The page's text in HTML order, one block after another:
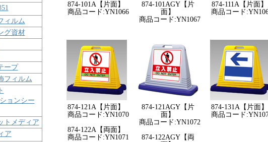
ィルム
グ資材
ープ
フィルム
ョンシー
トメディア
ア
874-101A【片面】
商品コード:YN1066
874-101AGY【片
面】
商品コード:YN1067
874-111A【片面】
商品コード
874-121A【片面】
商品コード:YN1070
874-122A【両面】
商品コード:YN1071
874-121AGY【片
面】
商品コード:YN1072
874-122AGY【両
874-131A【片面】
商品コード